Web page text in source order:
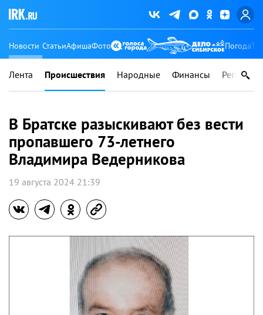
Новости СтатьиАфишаФото Погода
Лента Происшествия Народные Финансы Регионы
В Братске разыскивают без вести
пропавшего 73-летнего
Владимира Ведерникова
19 августа 2024 21:39